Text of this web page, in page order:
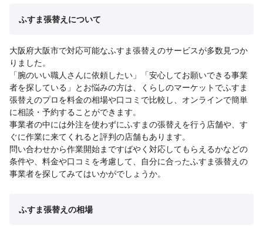
ふすま張替えについて
大阪府大阪市で対応可能なふすま張替えのサービスが多数見つか
りました。
「腕のいい職人さんに依頼したい」「安心してお願いできる事業
者を探している」とお悩みの方は、くらしのマーケットでふすま
張替えのプロを料金の相場や口コミで比較し、オンラインで簡単
に相談・予約することができます。
事業者の中には外注を使わずにふすまの張替えを行う店舗や、す
ぐに作業に来てくれると評判の店舗もあります。
問い合わせから作業開始まですばやく対応してもらえるかなどの
条件や、料金や口コミを考慮して、自分に合ったふすま張替えの
事業者を探してみてはいかがでしょうか。
ふすま張替えの相場